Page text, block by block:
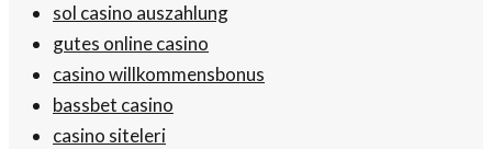
sol casino auszahlung
gutes online casino
casino willkommensbonus
bassbet casino
casino siteleri